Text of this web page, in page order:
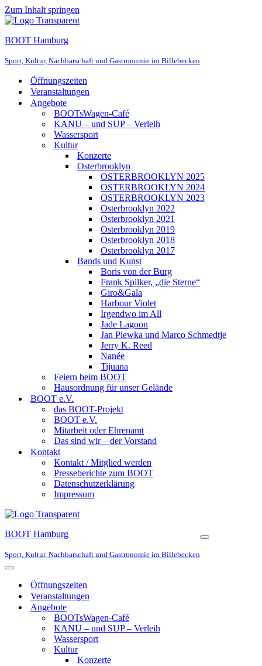
Zum Inhalt springen
BOOT Hamburg
Sport, Kultur, Nachbarschaft und Gastronomie im Billebecken
Öffnungszeiten
Veranstaltungen
Angebote
BOOTsWagen-Café
KANU – und SUP – Verleih
Wassersport
Kultur
Konzerte
Osterbrooklyn
OSTERBROOKLYN 2025
OSTERBROOKLYN 2024
OSTERBROOKLYN 2023
Osterbrooklyn 2022
Osterbrooklyn 2021
Osterbrooklyn 2019
Osterbrooklyn 2018
Osterbrooklyn 2017
Bands und Kunst
Boris von der Burg
Frank Spilker, „die Sterne“
Giro&Gala
Harbour Violet
Irgendwo im All
Jade Lagoon
Jan Plewka und Marco Schmedtje
Jerry K. Reed
Nanée
Tijuana
Feiern beim BOOT
Hausordnung für unser Gelände
BOOT e.V.
das BOOT-Projekt
BOOT e.V.
Mitarbeit oder Ehrenamt
Das sind wir – der Vorstand
Kontakt
Kontakt / Mitglied werden
Presseberichte zum BOOT
Datenschutzerklärung
Impressum
BOOT Hamburg
Sport, Kultur, Nachbarschaft und Gastronomie im Billebecken
Navigationsmenü
Navigationsmenü
Öffnungszeiten
Veranstaltungen
Angebote
BOOTsWagen-Café
KANU – und SUP – Verleih
Wassersport
Kultur
Konzerte